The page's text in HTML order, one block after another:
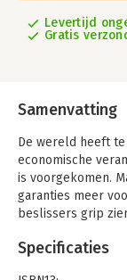
Levertijd
Gratis
Samenvatting
De wereld heeft
economische
is voorgekomen.
garanties meer
beslissers grip
Consulting Group,
Specificaties